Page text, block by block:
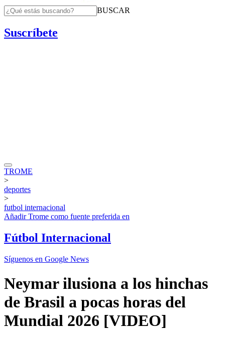
BUSCAR
Suscríbete
TROME
>
deportes
>
futbol internacional
AñadirTrome como fuente preferida en
Fútbol Internacional
Síguenos en Google News
Neymar ilusiona a los hinchas
de Brasil a pocas horas del
Mundial 2026 [VIDEO]